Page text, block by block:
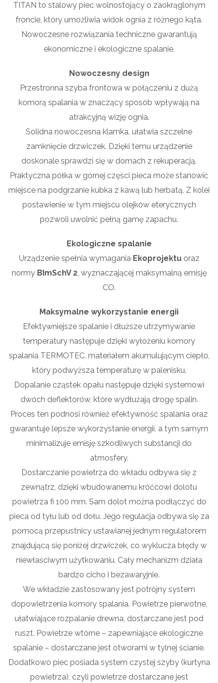
TITAN to stalowy piec wolnostojący o zaokrąglonym
froncie, który umożliwia widok ognia z różnego kąta.
Nowoczesne rozwiązania techniczne gwarantują
ekonomiczne i ekologiczne spalanie.
Nowoczesny design
Przestronna szyba frontowa w połączeniu z dużą
komorą spalania w znaczący sposób wpływają na
atrakcyjną wizję ognia.
Solidna nowoczesna klamka, ułatwia szczelne
zamknięcie drzwiczek. Dzięki temu urządzenie
doskonale sprawdzi się w domach z rekuperacją.
Praktyczna półka w górnej części pieca może stanowić
miejsce na podgrzanie kubka z kawą lub herbatą. Z kolei
postawienie w tym miejscu olejków eterycznych
pozwoli uwolnić pełną gamę zapachu.
Ekologiczne spalanie
Urządzenie spełnia wymagania Ekoprojektuoraz
normy BImSchV 2, wyznaczającej maksymalną emisję
CO.
Maksymalne wykorzystanie energii
Efektywniejsze spalanie i dłuższe utrzymywanie
temperatury następuje dzięki wyłożeniu komory
spalania TERMOTEC, materiałem akumulującym ciepło,
który podwyższa temperaturę w palenisku.
Dopalanie cząstek opału następuje dzięki systemowi
dwóch deflektorów, które wydłużają drogę spalin.
Proces ten podnosi również efektywność spalania oraz
gwarantuje lepsze wykorzystanie energii, a tym samym
minimalizuje emisję szkodliwych substancji do
atmosfery.
Dostarczanie powietrza do wkładu odbywa się z
zewnątrz, dzięki wbudowanemu króćcowi dolotu
powietrza fi 100 mm. Sam dolot można podłączyć do
pieca od tyłu lub od dołu. Jego regulacja odbywa się za
pomocą przepustnicy ustawianej jednym regulatorem
znajdującą się poniżej drzwiczek, co wyklucza błędy w
niewłaściwym użytkowaniu. Cały mechanizm działa
bardzo cicho i bezawaryjnie.
We wkładzie zastosowany jest potrójny system
dopowietrzenia komory spalania. Powietrze pierwotne,
ułatwiające rozpalanie drewna, dostarczane jest pod
ruszt. Powietrze wtórne – zapewniające ekologiczne
spalanie – dostarczane jest otworami w tylnej ścianie.
Dodatkowo piec posiada system czystej szyby (kurtyna
powietrza), czyli powietrze dostarczane jest